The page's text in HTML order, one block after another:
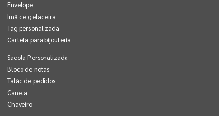
Envelope
Imã de geladeira
Tag personalizada
Cartela para bijouteria
Sacola Personalizada
Bloco de notas
Talão de pedidos
Caneta
Chaveiro